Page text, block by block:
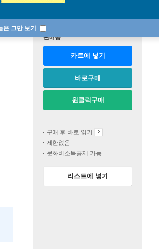
은 그만 보기
판매중
카트에 넣기
바로구매
원클릭구매
구매 후 바로 읽기
제한없음
문화비소득공제 가능
리스트에 넣기